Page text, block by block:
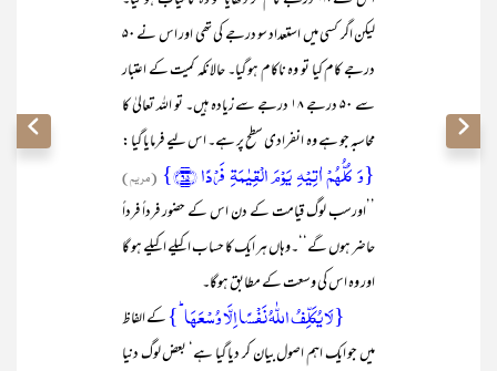
لیکن اگر کسی میں استعداد سو درجے کی تھی اور اس نے ۵۰
درجے کام کیا تو وہ ناکام ہو گیا۔ حالانکہ کمیت کے اعتبار
سے ۵۰ درجے ۱۸ درجے سے زیادہ ہیں۔ تو اللہ تعالیٰ کا
محاسبہ جو ہے وہ انفرادی سطح پر ہے۔ اس لیے فرمایا گیا :
{وَ کُلُّہُمۡ اٰتِیۡہِ یَوۡمَ الۡقِیٰمَۃِ فَرۡدًا ﴿۹۵﴾} (مریم)
’’اورسب لوگ قیامت کے دن اس کے حضور فرداً فرداً
حاضر ہوں گے‘‘۔وہاں ہر ایک کا حساب اکیلے اکیلے ہو گا
اور وہ اس کی وسعت کے مطابق ہوگا۔
{لَا یُکَلِّفُ اللّٰہُ نَفۡسًا اِلَّا وُسۡعَہَا ؕ}کے الفاظ
میں جو ایک اہم اصول بیان کر دیا گیا ہے‘ بعض لوگ دنیا